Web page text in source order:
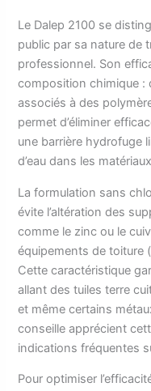
Le Dalep 2100 se
public par sa nature de
professionnel. Son
composition chimique :
associés à des
permet d’éliminer
une barrière hydrofuge
d’eau dans les
La formulation sans
évite l’altération des
comme le zinc ou le
équipements de toiture
Cette caractéristique
allant des tuiles terre
et même certains
conseille apprécient
indications fréquentes
Pour optimiser